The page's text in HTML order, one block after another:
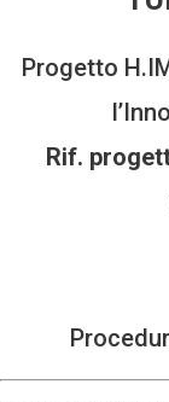
Progetto
Rif.